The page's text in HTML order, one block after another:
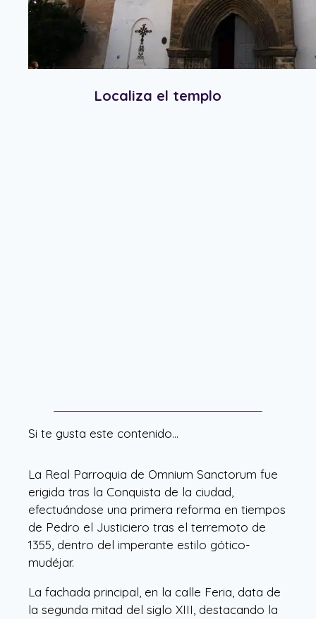
Localiza el templo
Si te gusta este contenido…
La Real Parroquia de Omnium Sanctorum fue
erigida tras la Conquista de la ciudad,
efectuándose una primera reforma en tiempos
de Pedro el Justiciero tras el terremoto de
1355, dentro del imperante estilo gótico-
mudéjar.
La fachada principal, en la calle Feria, data de
la segunda mitad del siglo XIII, destacando la